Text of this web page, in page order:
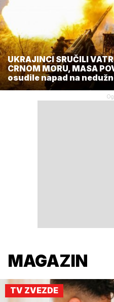
UKRAJINCI SRUČILI
CRNOM MORU, MASA
osudile napad na
MAGAZIN
TV ZVEZDE